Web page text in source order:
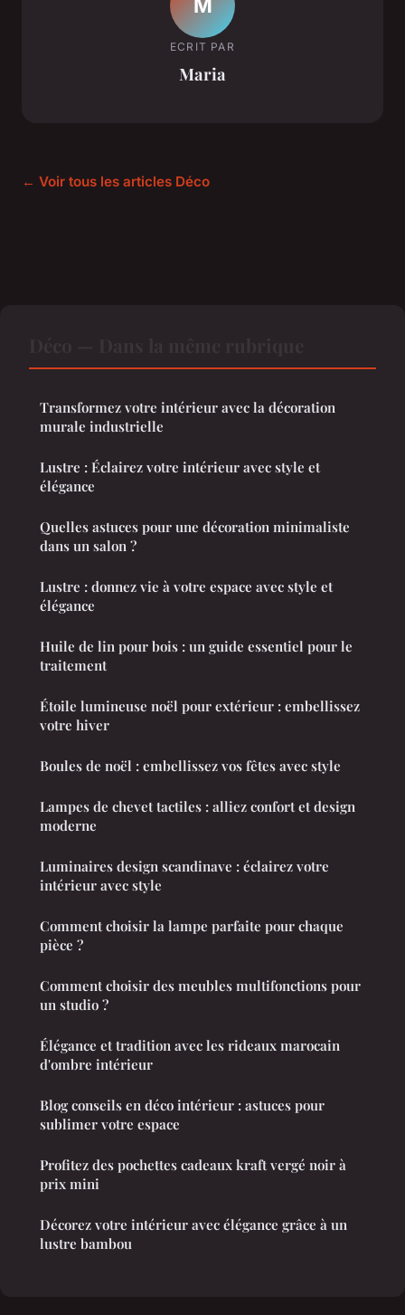
M
ECRIT PAR
Maria
← Voir tous les articles Déco
Transformez votre intérieur avec la décoration
murale industrielle
Lustre : Éclairez votre intérieur avec style et
élégance
Quelles astuces pour une décoration minimaliste
dans un salon ?
Lustre : donnez vie à votre espace avec style et
élégance
Huile de lin pour bois : un guide essentiel pour le
traitement
Étoile lumineuse noël pour extérieur : embellissez
votre hiver
Boules de noël : embellissez vos fêtes avec style
Lampes de chevet tactiles : alliez confort et design
moderne
Luminaires design scandinave : éclairez votre
intérieur avec style
Comment choisir la lampe parfaite pour chaque
pièce ?
Comment choisir des meubles multifonctions pour
un studio ?
Élégance et tradition avec les rideaux marocain
d'ombre intérieur
Blog conseils en déco intérieur : astuces pour
sublimer votre espace
Profitez des pochettes cadeaux kraft vergé noir à
prix mini
Décorez votre intérieur avec élégance grâce à un
lustre bambou